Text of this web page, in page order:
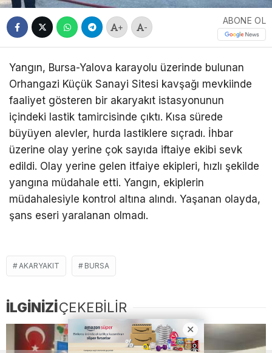
+ -
ABONE OL
Yangın, Bursa-Yalova karayolu üzerinde bulunan
Orhangazi Küçük Sanayi Sitesi kavşağı mevkiinde
faaliyet gösteren bir akaryakıt istasyonunun
içindeki lastik tamircisinde çıktı. Kısa sürede
büyüyen alevler, hurda lastiklere sıçradı. İhbar
üzerine olay yerine çok sayıda iftaiye ekibi sevk
edildi. Olay yerine gelen itfaiye ekipleri, hızlı şekilde
yangına müdahale etti. Yangın, ekiplerin
müdahalesiyle kontrol altına alındı. Yaşanan olayda,
şans eseri yaralanan olmadı.
AKARYAKIT BURSA
İLGİNİZİÇEKEBİLİR